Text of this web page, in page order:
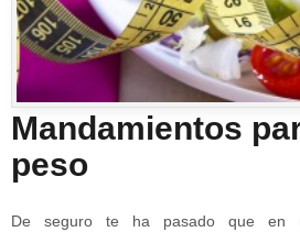
Mandamientos
peso
De seguro te ha pasado que en